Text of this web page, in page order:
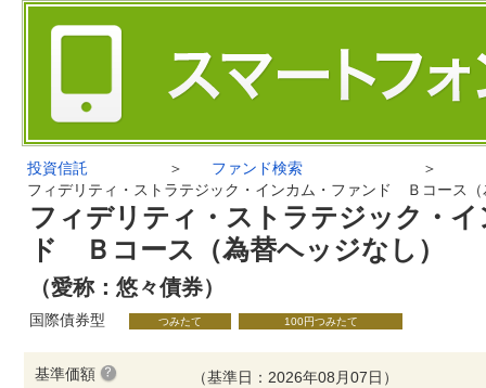
投資信託 ＞ ファンド検索
＞
フィデリティ・ストラテジック・インカム・ファンド Ｂコース
フィデリティ・ストラテジック・
ド Ｂコース（為替ヘッジなし）
（愛称：悠々債券）
国際債券型 つみたて 100円つみたて
基準価額 （基準日：2026年08月07日）